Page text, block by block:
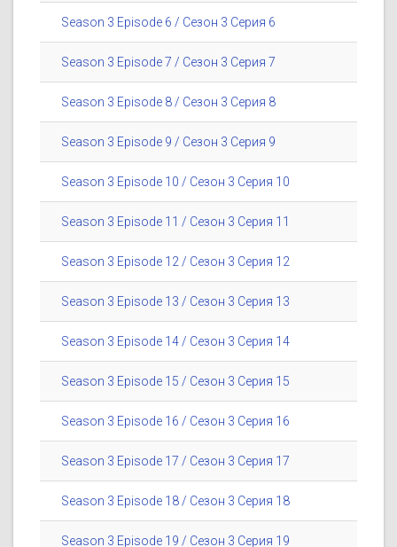
Season 3 Episode 6 / Сезон 3 Серия 6
Season 3 Episode 7 / Сезон 3 Серия 7
Season 3 Episode 8 / Сезон 3 Серия 8
Season 3 Episode 9 / Сезон 3 Серия 9
Season 3 Episode 10 / Сезон 3 Серия 10
Season 3 Episode 11 / Сезон 3 Серия 11
Season 3 Episode 12 / Сезон 3 Серия 12
Season 3 Episode 13 / Сезон 3 Серия 13
Season 3 Episode 14 / Сезон 3 Серия 14
Season 3 Episode 15 / Сезон 3 Серия 15
Season 3 Episode 16 / Сезон 3 Серия 16
Season 3 Episode 17 / Сезон 3 Серия 17
Season 3 Episode 18 / Сезон 3 Серия 18
Season 3 Episode 19 / Сезон 3 Серия 19